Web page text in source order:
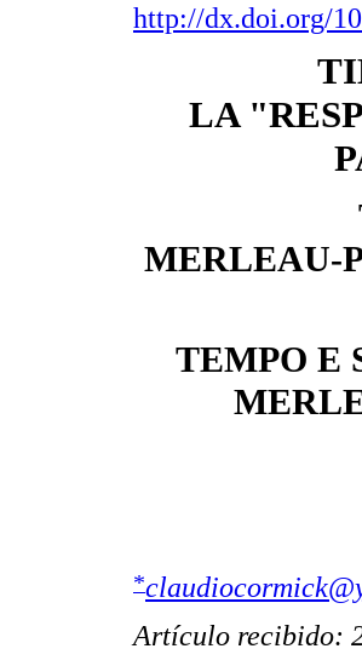
http://dx.doi.org/
LA
MERLEAU-
TEMPO E
*
Artículo recibido: